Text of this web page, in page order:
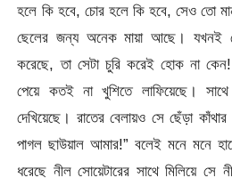
হলে কি হবে, চোর হলে কি হবে, সেও তো
ছেলের জন্য অনেক মায়া আছে। যখনই
করেছে, তা সেটা চুরি করেই হোক না
পেয়ে কতই না খুশিতে লাফিয়েছে।
দেখিয়েছে। রাতের বেলায়ও সে ছেঁড়া
পাগল ছাউয়াল আমার!” বলেই মনে মনে
ধরেছে নীল সোয়েটারের সাথে মিলিয়ে সে